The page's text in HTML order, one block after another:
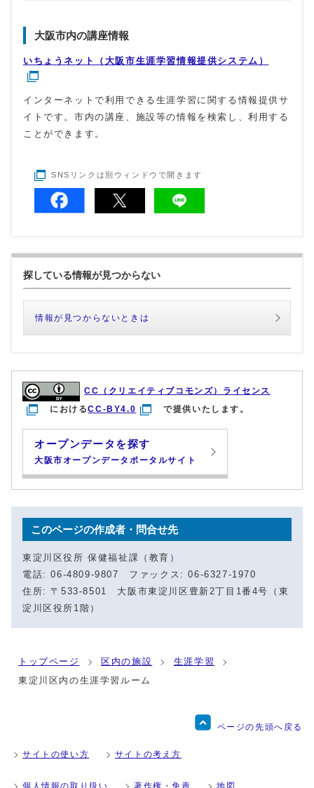
大阪市内の講座情報
いちょうネット（大阪市生涯学習情報提供システム）
インターネットで利用できる生涯学習に関する情報提供サ
イトです。市内の講座、施設等の情報を検索し、利用する
ことができます。
SNSリンクは別ウィンドウで開きます
探している情報が見つからない
情報が見つからないときは
CC（クリエイティブコモンズ）ライセンス
におけるCC-BY4.0 で提供いたします。
オープンデータを探す
大阪市オープンデータポータルサイト
このページの作成者・問合せ先
東淀川区役所 保健福祉課（教育）
電話: 06-4809-9807 ファックス: 06-6327-1970
住所: 〒533-8501 大阪市東淀川区豊新2丁目1番4号（東
淀川区役所1階）
トップページ 区内の施設
生涯学習
東淀川区内の生涯学習ルーム
ページの先頭へ戻る
サイトの使い方 サイトの考え方
個人情報の取り扱い 著作権・免責 地図